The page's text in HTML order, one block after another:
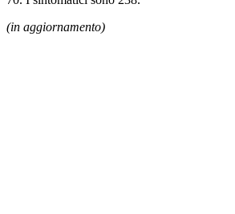
(in aggiornamento)